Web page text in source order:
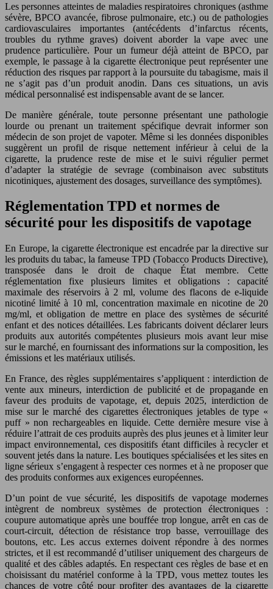
Les personnes atteintes de maladies respiratoires chroniques (asthme
sévère, BPCO avancée, fibrose pulmonaire, etc.) ou de pathologies
cardiovasculaires importantes (antécédents d’infarctus récents,
troubles du rythme graves) doivent aborder la vape avec une
prudence particulière. Pour un fumeur déjà atteint de BPCO, par
exemple, le passage à la cigarette électronique peut représenter une
réduction des risques par rapport à la poursuite du tabagisme, mais il
ne s’agit pas d’un produit anodin. Dans ces situations, un avis
médical personnalisé est indispensable avant de se lancer.
De manière générale, toute personne présentant une pathologie
lourde ou prenant un traitement spécifique devrait informer son
médecin de son projet de vapoter. Même si les données disponibles
suggèrent un profil de risque nettement inférieur à celui de la
cigarette, la prudence reste de mise et le suivi régulier permet
d’adapter la stratégie de sevrage (combinaison avec substituts
nicotiniques, ajustement des dosages, surveillance des symptômes).
Réglementation TPD et normes de
sécurité pour les dispositifs de vapotage
En Europe, la cigarette électronique est encadrée par la directive sur
les produits du tabac, la fameuse TPD (Tobacco Products Directive),
transposée dans le droit de chaque État membre. Cette
réglementation fixe plusieurs limites et obligations : capacité
maximale des réservoirs à 2 ml, volume des flacons de e-liquide
nicotiné limité à 10 ml, concentration maximale en nicotine de 20
mg/ml, et obligation de mettre en place des systèmes de sécurité
enfant et des notices détaillées. Les fabricants doivent déclarer leurs
produits aux autorités compétentes plusieurs mois avant leur mise
sur le marché, en fournissant des informations sur la composition, les
émissions et les matériaux utilisés.
En France, des règles supplémentaires s’appliquent : interdiction de
vente aux mineurs, interdiction de publicité et de propagande en
faveur des produits de vapotage, et, depuis 2025, interdiction de
mise sur le marché des cigarettes électroniques jetables de type «
puff » non rechargeables en liquide. Cette dernière mesure vise à
réduire l’attrait de ces produits auprès des plus jeunes et à limiter leur
impact environnemental, ces dispositifs étant difficiles à recycler et
souvent jetés dans la nature. Les boutiques spécialisées et les sites en
ligne sérieux s’engagent à respecter ces normes et à ne proposer que
des produits conformes aux exigences européennes.
D’un point de vue sécurité, les dispositifs de vapotage modernes
intègrent de nombreux systèmes de protection électroniques :
coupure automatique après une bouffée trop longue, arrêt en cas de
court-circuit, détection de résistance trop basse, verrouillage des
boutons, etc. Les accus externes doivent répondre à des normes
strictes, et il est recommandé d’utiliser uniquement des chargeurs de
qualité et des câbles adaptés. En respectant ces règles de base et en
choisissant du matériel conforme à la TPD, vous mettez toutes les
chances de votre côté pour profiter des avantages de la cigarette